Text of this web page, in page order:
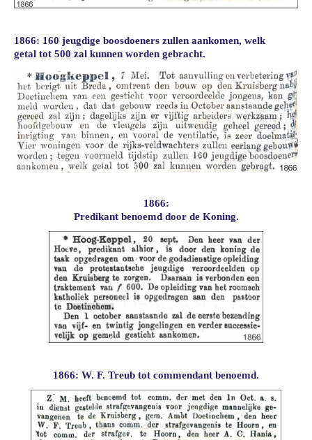
1866: 160 jeugdige boosdoeners zullen aankomen, welk
getal tot 500 zal kunnen worden gebracht.
1866:
Predikant benoemd door de Koning.
1866: W. F. Treub tot commendant benoemd.